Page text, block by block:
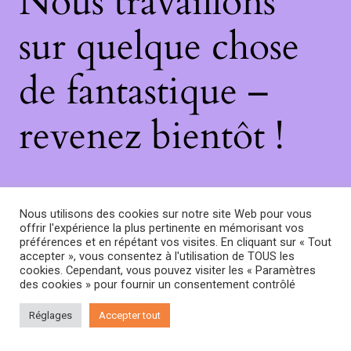
sur quelque chose
de fantastique –
revenez bientôt !
Nous utilisons des cookies sur notre site Web pour vous
offrir l'expérience la plus pertinente en mémorisant vos
préférences et en répétant vos visites. En cliquant sur « Tout
accepter », vous consentez à l'utilisation de TOUS les
cookies. Cependant, vous pouvez visiter les « Paramètres
des cookies » pour fournir un consentement contrôlé
Réglages Accepter tout